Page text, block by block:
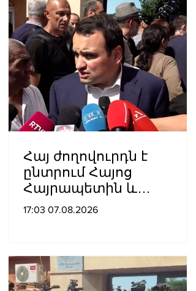
Հայ ժողովուրդն է
ընտրում Հայոց
Հայրապետին և
հեռացնելու
մարդը. Նարեկ
Կարապետյան
17:03 07.08.2026